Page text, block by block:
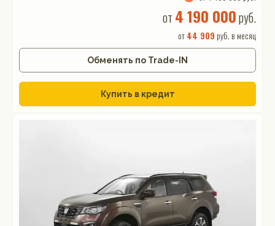
от 4 190 000руб.
от44 909 руб. в месяц
Обменять по Trade-IN
Купить в кредит